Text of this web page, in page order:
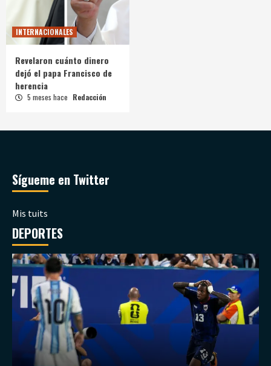
INTERNACIONALES
Revelaron cuánto dinero
dejó el papa Francisco de
herencia
5 meses hace Redacción
Sígueme en Twitter
Mis tuits
DEPORTES